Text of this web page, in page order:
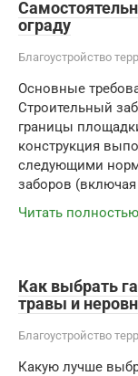
ограду
Благоустройство
Основные
Строительный
границы
конструкция
следующими
заборов
Читать полностью
Как выбрать
травы и
Благоустройство
Какую лучше